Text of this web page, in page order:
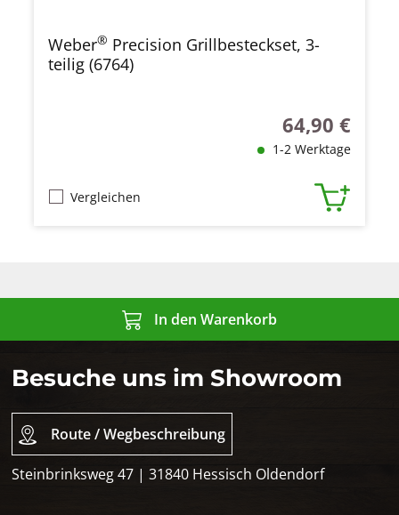
Weber® Precision Grillbesteckset, 3-
teilig (6764)
Regulärer Preis:
64,90 €
1-2 Werktage
Vergleichen
In den Warenkorb
Besuche uns im Showroom
Route / Wegbeschreibung
Steinbrinksweg 47 | 31840 Hessisch Oldendorf